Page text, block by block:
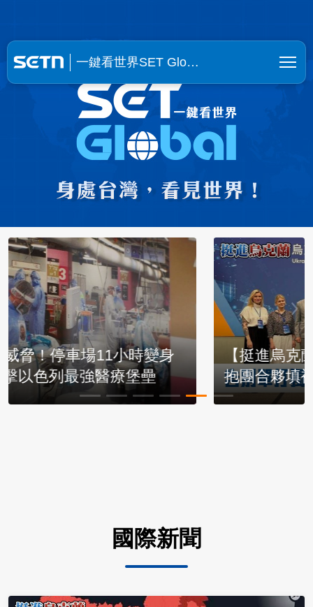
一鍵看世界SET Glo…
【挺進烏克蘭6】貿易額狂飆6成！台廠
抱團合夥填補缺口！
國際新聞